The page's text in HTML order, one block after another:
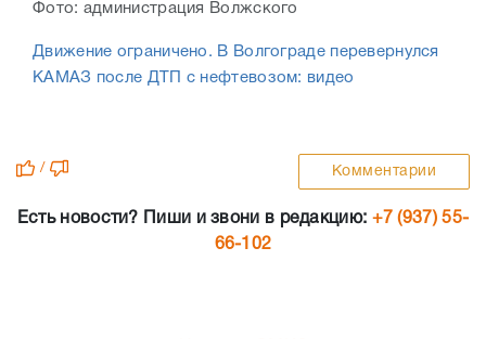
Фото: администрация Волжского
Движение ограничено. В Волгограде перевернулся
КАМАЗ после ДТП с нефтевозом: видео
/ Комментарии
Есть новости? Пиши и звони в редакцию: +7 (937) 55-
66-102